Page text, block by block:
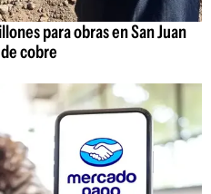
para obras en San Juan
cobre